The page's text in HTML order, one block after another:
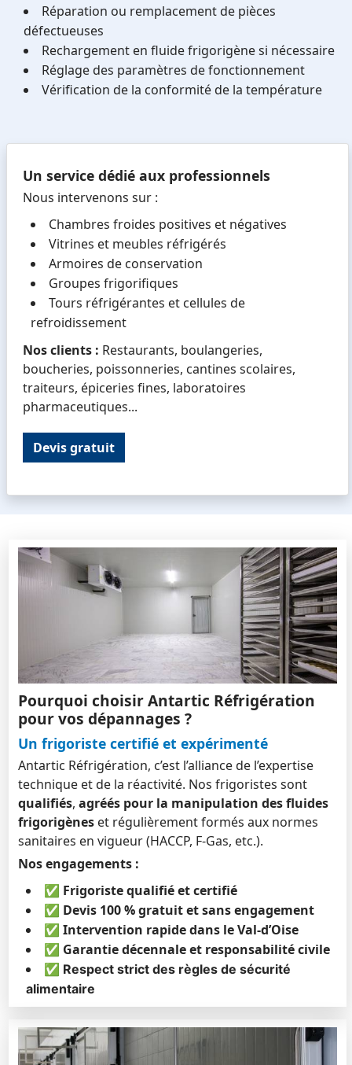
Réparation ou remplacement de pièces
défectueuses
Rechargement en fluide frigorigène si nécessaire
Réglage des paramètres de fonctionnement
Vérification de la conformité de la température
Un service dédié aux professionnels
Nous intervenons sur :
Chambres froides positives et négatives
Vitrines et meubles réfrigérés
Armoires de conservation
Groupes frigorifiques
Tours réfrigérantes et cellules de
refroidissement
Nos clients : Restaurants, boulangeries,
boucheries, poissonneries, cantines scolaires,
traiteurs, épiceries fines, laboratoires
pharmaceutiques...
Devis gratuit
Pourquoi choisir Antartic Réfrigération
pour vos dépannages ?
Un frigoriste certifié et expérimenté
Antartic Réfrigération, c’est l’alliance de l’expertise
technique et de la réactivité. Nos frigoristes sont
qualifiés, agréés pour la manipulation des fluides
frigorigènes et régulièrement formés aux normes
sanitaires en vigueur (HACCP, F-Gas, etc.).
Nos engagements :
✅ Frigoriste qualifié et certifié
✅ Devis 100 % gratuit et sans engagement
✅ Intervention rapide dans le Val-d’Oise
✅ Garantie décennale et responsabilité civile
✅ Respect strict des règles de sécurité
alimentaire